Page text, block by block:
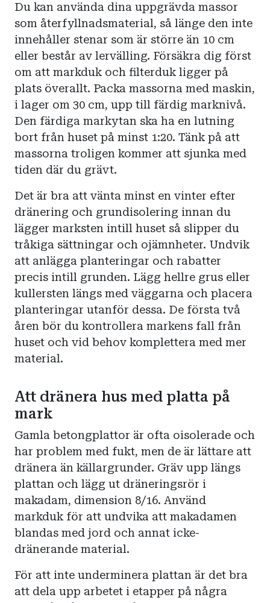
Du kan använda dina uppgrävda massor
som återfyllnadsmaterial, så länge den inte
innehåller stenar som är större än 10 cm
eller består av lervälling. Försäkra dig först
om att markduk och filterduk ligger på
plats överallt. Packa massorna med maskin,
i lager om 30 cm, upp till färdig marknivå.
Den färdiga markytan ska ha en lutning
bort från huset på minst 1:20. Tänk på att
massorna troligen kommer att sjunka med
tiden där du grävt.
Det är bra att vänta minst en vinter efter
dränering och grundisolering innan du
lägger marksten intill huset så slipper du
tråkiga sättningar och ojämnheter. Undvik
att anlägga planteringar och rabatter
precis intill grunden. Lägg hellre grus eller
kullersten längs med väggarna och placera
planteringar utanför dessa. De första två
åren bör du kontrollera markens fall från
huset och vid behov komplettera med mer
material.
Att dränera hus med platta på
mark
Gamla betongplattor är ofta oisolerade och
har problem med fukt, men de är lättare att
dränera än källargrunder. Gräv upp längs
plattan och lägg ut dräneringsrör i
makadam, dimension 8/16. Använd
markduk för att undvika att makadamen
blandas med jord och annat icke-
dränerande material.
För att inte underminera plattan är det bra
att dela upp arbetet i etapper på några